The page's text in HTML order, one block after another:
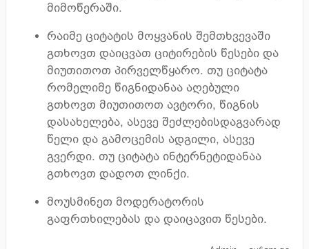
მიმოწერაში.
რაიმე ციტატის მოყვანის შემთხვევაში
გთხოვთ დაიცვათ ციტირების წესები და
მიუთითოთ პირველწყარო. თუ ციტატა
რომელიმე წიგნიდანაა აღებული
გთხოვთ მიუთითოთ ავტორი, წიგნის
დასახელება, ასევე შეძლებისდაგვარად
წელი და გამოცემის ადგილი, ასევე
გვერდი. თუ ციტატა ინტერნეტიდანაა
გთხოვთ დადოთ ლინქი.
მოუსმინეთ მოდერატორის
გაფრთხილებას და დაიცავით წესები.